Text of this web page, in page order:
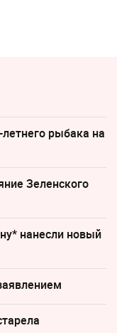
рыбака на
Зеленского
нанесли новый